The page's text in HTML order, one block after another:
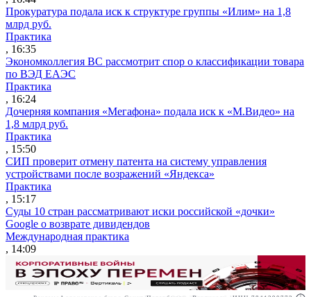
Прокуратура подала иск к структуре группы «Илим» на 1,8
млрд руб.
Практика
, 16:35
Экономколлегия ВС рассмотрит спор о классификации товара
по ВЭД ЕАЭС
Практика
, 16:24
Дочерняя компания «Мегафона» подала иск к «М.Видео» на
1,8 млрд руб.
Практика
, 15:50
СИП проверит отмену патента на систему управления
устройствами после возражений «Яндекса»
Практика
, 15:17
Суды 10 стран рассматривают иски российской «дочки»
Google о возврате дивидендов
Международная практика
, 14:09